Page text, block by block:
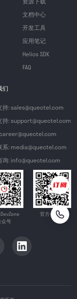
文档中心
开发工具
应用笔记
Helios SDK
FAQ
们
持: sales@quectel.com
持: support@quectel.com
系: media@quectel.com
询: info@quectel.com
众号
官方公众号